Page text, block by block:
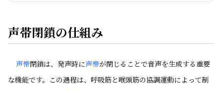
声帯閉鎖の仕組み
声帯閉鎖は、発声時に声帯が閉じることで音声を生成する重要
な機能です。この過程は、呼吸筋と喉頭筋の協調運動によって制